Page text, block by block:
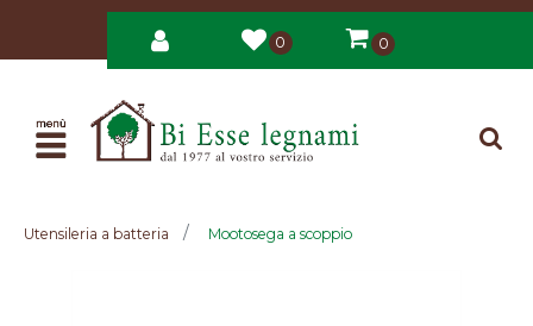
0 0
Open
Utensileria a batteria Mootosega a scoppio